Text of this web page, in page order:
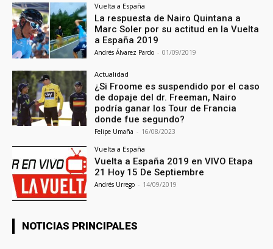
Vuelta a España
La respuesta de Nairo Quintana a
Marc Soler por su actitud en la Vuelta
a España 2019
Andrés Álvarez Pardo - 01/09/2019
Actualidad
¿Si Froome es suspendido por el caso
de dopaje del dr. Freeman, Nairo
podría ganar los Tour de Francia
donde fue segundo?
Felipe Umaña - 16/08/2023
Vuelta a España
Vuelta a España 2019 en VIVO Etapa
21 Hoy 15 De Septiembre
Andrés Urrego - 14/09/2019
NOTICIAS PRINCIPALES